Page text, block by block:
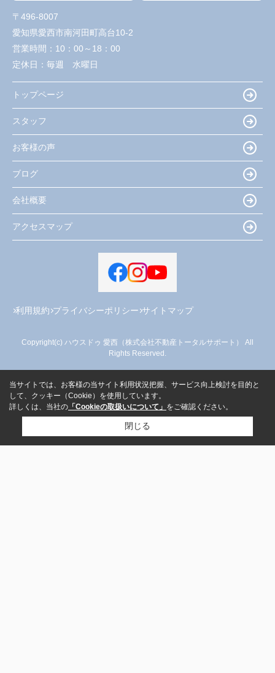
〒496-8007
愛知県愛西市南河田町高台10-2
営業時間： 10：00～18：00
定休日： 毎週 水曜日
トップページ
スタッフ
お客様の声
ブログ
会社概要
アクセスマップ
利用規約 プライバシーポリシー サイトマップ
Copyright(c) ハウスドゥ 愛西（株式会社不動産トータルサポート） All
Rights Reserved.
当サイトでは、お客様の当サイト利用状況把握、サービス向上検討を目的と
して、クッキー（Cookie）を使用しています。
詳しくは、当社の 「Cookieの取扱いについて」 をご確認ください。
閉じる